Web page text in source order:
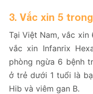
3. Vắc xin 5
Tại Việt Nam, vắc xin
vắc xin Infanrix
phòng ngừa 6 bệnh
ở trẻ dưới 1 tuổi là
Hib và viêm gan B.